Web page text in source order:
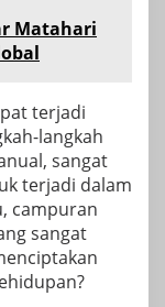
Matahari
terjadi
langkah
sangat
terjadi dalam
campuran
sangat